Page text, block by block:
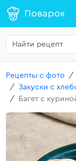
Поварок
Рецепты с фото
Закуски с
Багет с